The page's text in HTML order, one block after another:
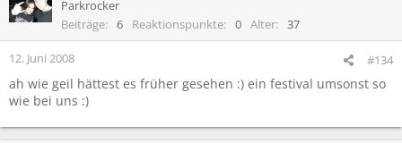
Parkrocker
Beiträge
6 Reaktionspunkte 0 Alter 37
12. Juni 2008 #134
ah wie geil hättest es früher gesehen :) ein festival umsonst so
wie bei uns :)